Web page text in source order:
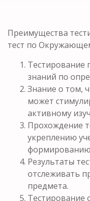
Преимущества
тест по
Тестирование
знаний по
Знание о том,
может
активному
Прохождение
укреплению
Результаты
отслеживать
предмета.
Тестирование